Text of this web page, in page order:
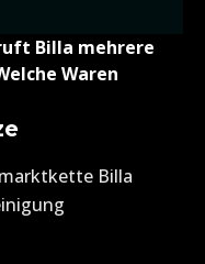
Billa mehrere
Waren
Billa